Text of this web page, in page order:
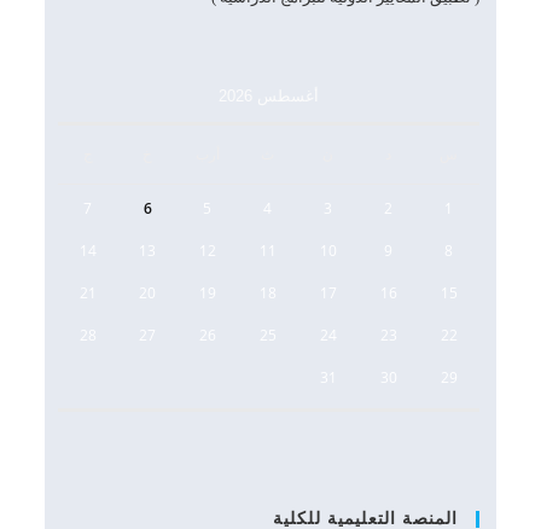
1
2
3
4
6
7
8
9
10
11
12
13
14
15
16
17
18
19
20
21
22
23
24
25
26
27
28
29
30
31
المنصة التعليمية للكلية